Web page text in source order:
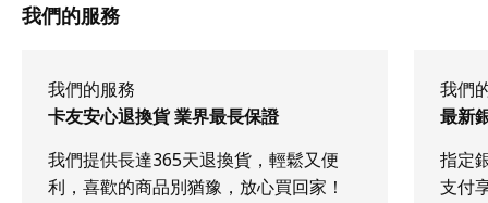
我們的服務
我們的服務
卡友安心退換貨 業界最長保證
我們提供長達365天退換貨，輕鬆又便
利，喜歡的商品別猶豫，放心買回家！
我們
最新
指定
支付